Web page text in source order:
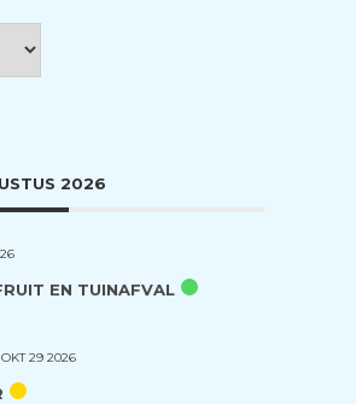
2026
EN TUINAFVAL
29 2026